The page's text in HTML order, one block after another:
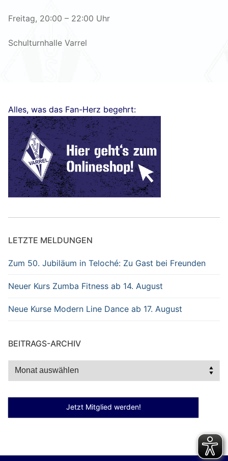
Freitag, 20:00 – 22:00 Uhr
Schulturnhalle Varrel
Alles, was das Fan-Herz begehrt:
LETZTE MELDUNGEN
Zum 50. Jubiläum in Teloché: Zu Gast bei Freunden
Neuer Kurs Zumba Fitness ab 14. August
Neue Kurse Modern Line Dance ab 17. August
BEITRAGS-ARCHIV
Beitrags-
Jetzt Mitglied werden!